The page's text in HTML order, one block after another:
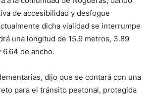
de accesibilidad y desfogue
dicha vialidad se interrumpe
una longitud de 15.9 metros, 3.89
de ancho.
dijo que se contará con una
para el tránsito peatonal, protegida